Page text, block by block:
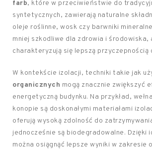
farb, które w przeciwieństwie do
syntetycznych, zawierają naturalne
oleje roślinne, wosk czy barwniki
mniej szkodliwe dla zdrowia i
charakteryzują się lepszą przyczepnością
W kontekście izolacji, techniki takie jak
organicznych mogą znacznie zwiększyć
energetyczną budynku. Na przykład,
konopie są doskonałymi materiałami
oferują wysoką zdolność do
jednocześnie są biodegradowalne. Dzięki
można osiągnąć lepsze wyniki w zakresie